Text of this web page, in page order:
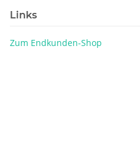
Links
Zum Endkunden-Shop